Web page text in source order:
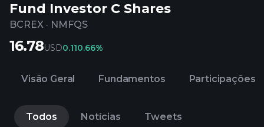
Fund Investor C Shares
BCREX · NMFQS
16.78USD0.110.66%
Visão Geral Fundamentos Participações
Todos Notícias Tweets